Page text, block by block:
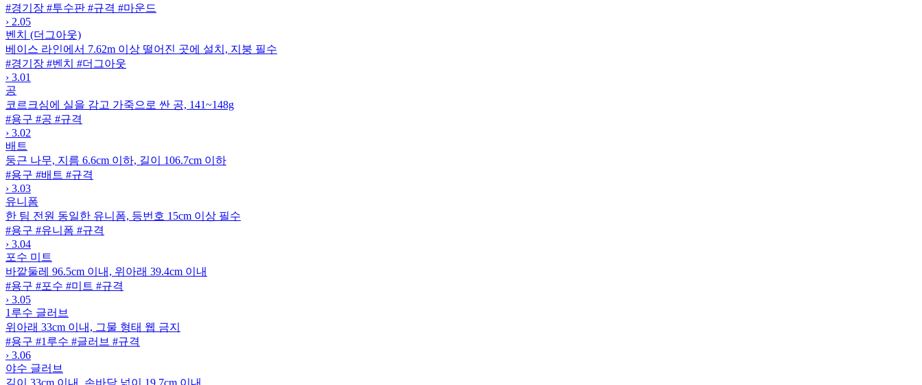
#경기장 #투수판 #규격 #마운드
› 2.05
벤치 (더그아웃)
베이스 라인에서 7.62m 이상 떨어진 곳에 설치, 지붕 필수
#경기장 #벤치 #더그아웃
› 3.01
공
코르크심에 실을 감고 가죽으로 싼 공, 141~148g
#용구 #공 #규격
› 3.02
배트
둥근 나무, 지름 6.6cm 이하, 길이 106.7cm 이하
#용구 #배트 #규격
› 3.03
유니폼
한 팀 전원 동일한 유니폼, 등번호 15cm 이상 필수
#용구 #유니폼 #규격
› 3.04
포수 미트
바깥둘레 96.5cm 이내, 위아래 39.4cm 이내
#용구 #포수 #미트 #규격
› 3.05
1루수 글러브
위아래 33cm 이내, 그물 형태 웹 금지
#용구 #1루수 #글러브 #규격
› 3.06
야수 글러브
길이 33cm 이내, 손바닥 넓이 19.7cm 이내